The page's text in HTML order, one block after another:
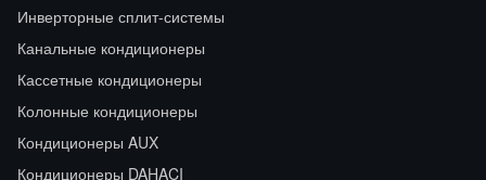
Инверторные сплит-системы
Канальные кондиционеры
Кассетные кондиционеры
Колонные кондиционеры
Кондиционеры AUX
Кондиционеры DAHACI